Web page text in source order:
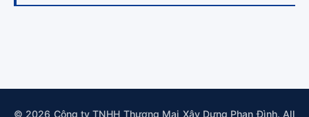
© 2026 Công ty TNHH Thương Mại Xây Dựng Phan Đình. All